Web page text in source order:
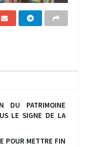
DU PATRIMOINE
LE SIGNE DE LA
POUR METTRE FIN